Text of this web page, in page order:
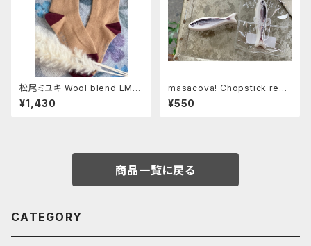
松尾ミユキ Wool blend EM
B'D-cat《Mugi》
¥1,430
masacova! Chopstick rest
フィッシュ
¥550
商品一覧に戻る
CATEGORY